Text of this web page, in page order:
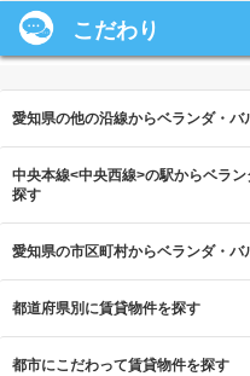
こだわり
愛知県の他の沿線からベランダ・
中央本線<中央西線>の駅からベラ
探す
愛知県の市区町村からベランダ・
都道府県別に賃貸物件を探す
都市にこだわって賃貸物件を探す